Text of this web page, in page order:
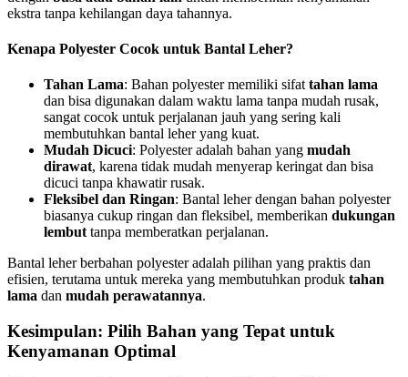
ekstra tanpa kehilangan daya tahannya.
Kenapa Polyester Cocok untuk Bantal Leher?
Tahan Lama: Bahan polyester memiliki sifat tahan lama
dan bisa digunakan dalam waktu lama tanpa mudah rusak,
sangat cocok untuk perjalanan jauh yang sering kali
membutuhkan bantal leher yang kuat.
Mudah Dicuci: Polyester adalah bahan yang mudah
dirawat, karena tidak mudah menyerap keringat dan bisa
dicuci tanpa khawatir rusak.
Fleksibel dan Ringan: Bantal leher dengan bahan polyester
biasanya cukup ringan dan fleksibel, memberikan dukungan
lembut tanpa memberatkan perjalanan.
Bantal leher berbahan polyester adalah pilihan yang praktis dan
efisien, terutama untuk mereka yang membutuhkan produk tahan
lama dan mudah perawatannya.
Kesimpulan: Pilih Bahan yang Tepat untuk
Kenyamanan Optimal